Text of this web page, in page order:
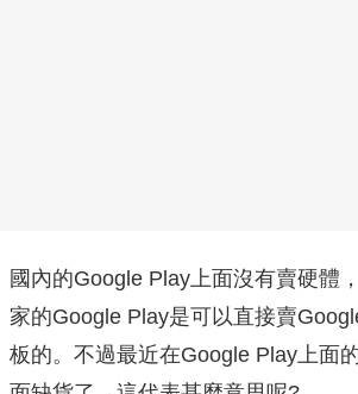
國內的Google Play上面沒有賣硬體
家的Google Play是可以直接賣
板的。不過最近在Google Play上面